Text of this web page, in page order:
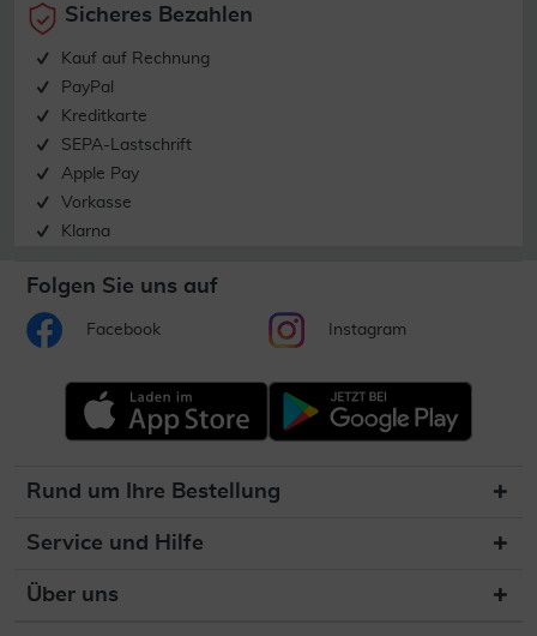
Sicheres Bezahlen
Kauf auf Rechnung
PayPal
Kreditkarte
SEPA-Lastschrift
Apple Pay
Vorkasse
Klarna
Folgen Sie uns auf
Facebook Instagram
Rund um Ihre Bestellung
Service und Hilfe
Über uns